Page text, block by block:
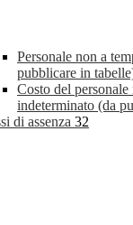
Personale non a
pubblicare in
Costo del personale
indeterminato (da
di assenza 32